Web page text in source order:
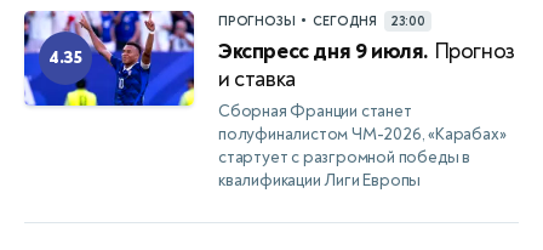
4.35
ПРОГНОЗЫ • СЕГОДНЯ 23:00
Экспресс дня 9 июля. Прогноз
и ставка
Сборная Франции станет
полуфиналистом ЧМ-2026, «Карабах»
стартует с разгромной победы в
квалификации Лиги Европы